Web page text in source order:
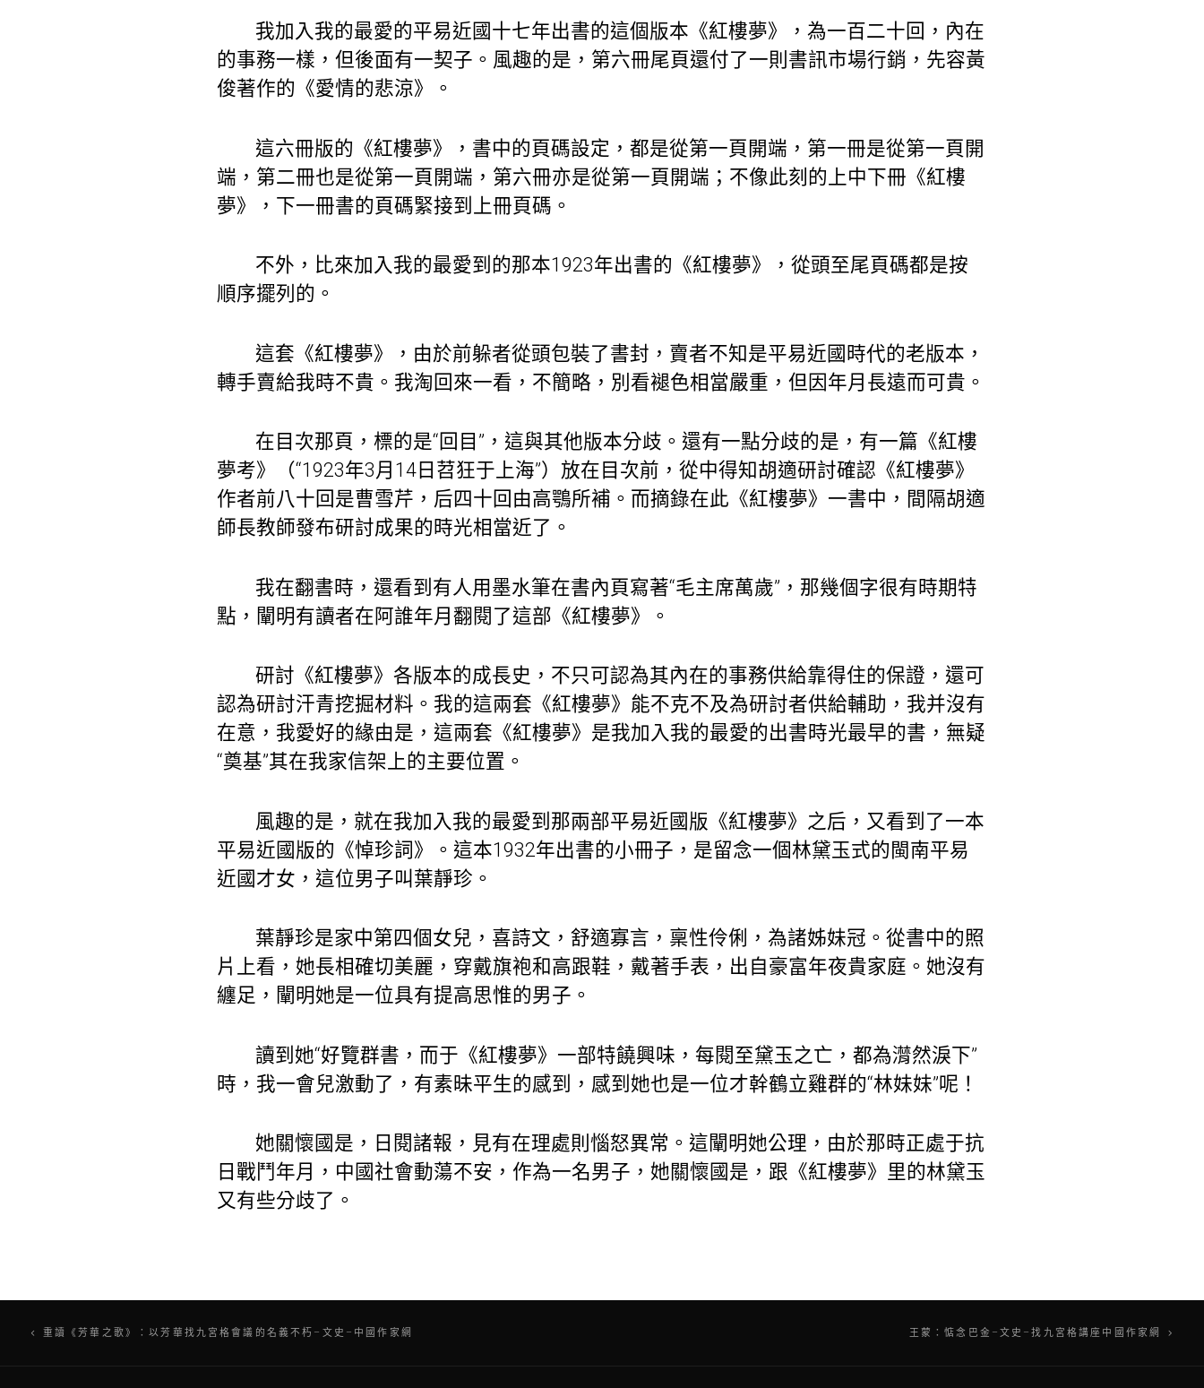
我加入我的最愛的平易近國十七年出書的這個版本《紅樓夢》，為一百二十回，內在
的事務一樣，但後面有一契子。風趣的是，第六冊尾頁還付了一則書訊市場行銷，先容黃
俊著作的《愛情的悲涼》。
這六冊版的《紅樓夢》，書中的頁碼設定，都是從第一頁開端，第一冊是從第一頁開
端，第二冊也是從第一頁開端，第六冊亦是從第一頁開端；不像此刻的上中下冊《紅樓
夢》，下一冊書的頁碼緊接到上冊頁碼。
不外，比來加入我的最愛到的那本1923年出書的《紅樓夢》，從頭至尾頁碼都是按
順序擺列的。
這套《紅樓夢》，由於前躲者從頭包裝了書封，賣者不知是平易近國時代的老版本，
轉手賣給我時不貴。我淘回來一看，不簡略，別看褪色相當嚴重，但因年月長遠而可貴。
在目次那頁，標的是“回目”，這與其他版本分歧。還有一點分歧的是，有一篇《紅樓
夢考》（“1923年3月14日苕狂于上海”）放在目次前，從中得知胡適研討確認《紅樓夢》
作者前八十回是曹雪芹，后四十回由高鶚所補。而摘錄在此《紅樓夢》一書中，間隔胡適
師長教師發布研討成果的時光相當近了。
我在翻書時，還看到有人用墨水筆在書內頁寫著“毛主席萬歲”，那幾個字很有時期特
點，闡明有讀者在阿誰年月翻閱了這部《紅樓夢》。
研討《紅樓夢》各版本的成長史，不只可認為其內在的事務供給靠得住的保證，還可
認為研討汗青挖掘材料。我的這兩套《紅樓夢》能不克不及為研討者供給輔助，我并沒有
在意，我愛好的緣由是，這兩套《紅樓夢》是我加入我的最愛的出書時光最早的書，無疑
“奠基”其在我家信架上的主要位置。
風趣的是，就在我加入我的最愛到那兩部平易近國版《紅樓夢》之后，又看到了一本
平易近國版的《悼珍詞》。這本1932年出書的小冊子，是留念一個林黛玉式的閩南平易
近國才女，這位男子叫葉靜珍。
葉靜珍是家中第四個女兒，喜詩文，舒適寡言，稟性伶俐，為諸姊妹冠。從書中的照
片上看，她長相確切美麗，穿戴旗袍和高跟鞋，戴著手表，出自豪富年夜貴家庭。她沒有
纏足，闡明她是一位具有提高思惟的男子。
讀到她“好覽群書，而于《紅樓夢》一部特饒興味，每閱至黛玉之亡，都為潸然淚下”
時，我一會兒激動了，有素昧平生的感到，感到她也是一位才幹鶴立雞群的“林妹妹”呢！
她關懷國是，日閱諸報，見有在理處則惱怒異常。這闡明她公理，由於那時正處于抗
日戰鬥年月，中國社會動蕩不安，作為一名男子，她關懷國是，跟《紅樓夢》里的林黛玉
又有些分歧了。
文重讀《芳華之歌》：以芳華找九宮格會議的名義不朽–文史–中國作家網 王蒙：惦念巴金–文史–找九宮格講座中國作家網